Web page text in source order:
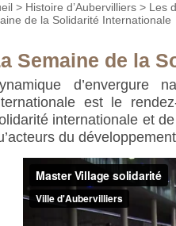
> Histoire d’Aubervilliers> Les
de la Solidarité Internationale
Semaine de la
d’envergure
est le
internationale et
du